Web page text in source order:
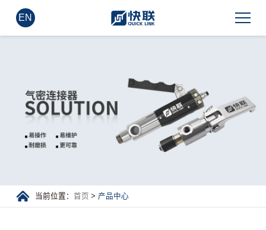
EN
当前位置：首页 > 产品中心